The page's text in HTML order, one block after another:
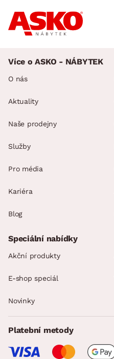
Více o ASKO - NÁBYTEK
O nás
Aktuality
Naše prodejny
Služby
Pro média
Kariéra
Blog
Speciální nabídky
Akční produkty
E-shop speciál
Novinky
Platební metody